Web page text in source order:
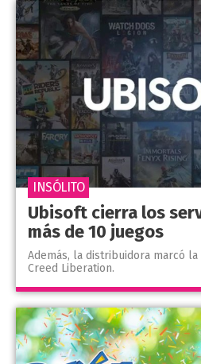
Ubisoft cierra los
más de 10 juegos
Además, la distribuidora marcó la
Creed Liberation.
INSÓLITO